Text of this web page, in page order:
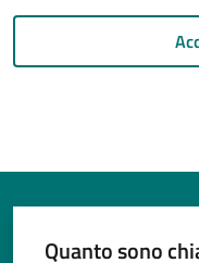
su
Quanto sono